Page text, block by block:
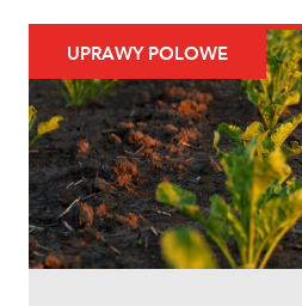
herbicydy wybrać?
UPRAWY POLOWE